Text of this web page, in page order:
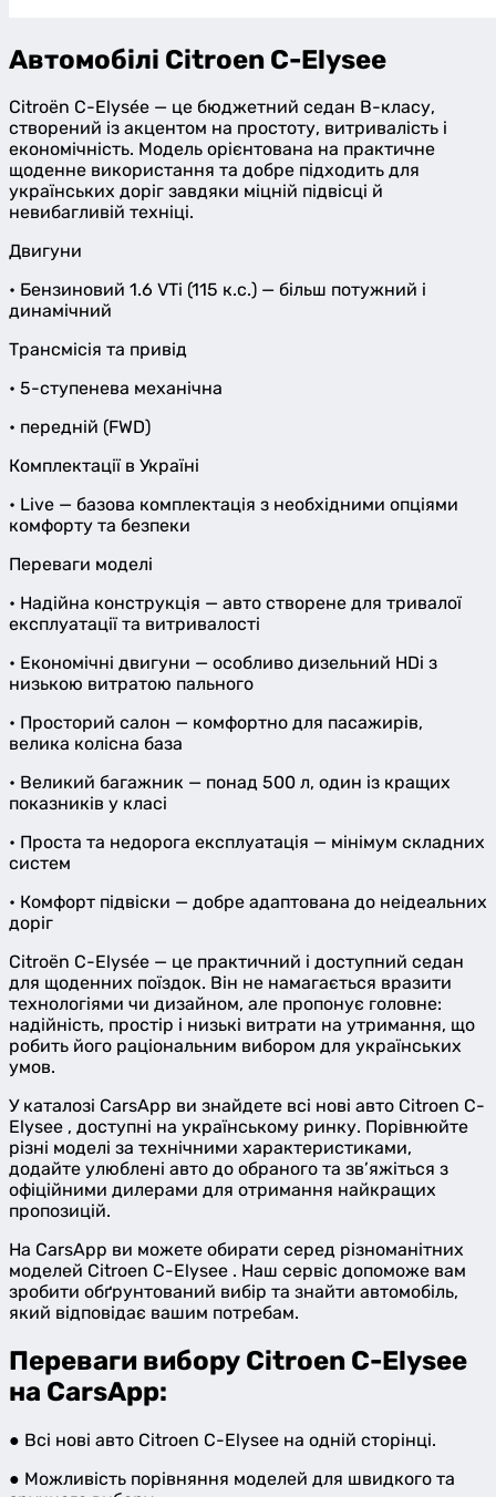
1
of
Автомобілі Citroen C-Elysee
Citroën C-Elysée — це бюджетний седан B-класу,
створений із акцентом на простоту, витривалість і
економічність. Модель орієнтована на практичне
щоденне використання та добре підходить для
українських доріг завдяки міцній підвісці й
невибагливій техніці.
Двигуни
• Бензиновий 1.6 VTi (115 к.с.) — більш потужний і
динамічний
Трансмісія та привід
• 5-ступенева механічна
• передній (FWD)
Комплектації в Україні
• Live — базова комплектація з необхідними опціями
комфорту та безпеки
Переваги моделі
• Надійна конструкція — авто створене для тривалої
експлуатації та витривалості
• Економічні двигуни — особливо дизельний HDi з
низькою витратою пального
• Просторий салон — комфортно для пасажирів,
велика колісна база
• Великий багажник — понад 500 л, один із кращих
показників у класі
• Проста та недорога експлуатація — мінімум складних
систем
• Комфорт підвіски — добре адаптована до неідеальних
доріг
Citroën C-Elysée — це практичний і доступний седан
для щоденних поїздок. Він не намагається вразити
технологіями чи дизайном, але пропонує головне:
надійність, простір і низькі витрати на утримання, що
робить його раціональним вибором для українських
умов.
У каталозі CarsApp ви знайдете всі нові авто Citroen C-
Elysee , доступні на українському ринку. Порівнюйте
різні моделі за технічними характеристиками,
додайте улюблені авто до обраного та зв’яжіться з
офіційними дилерами для отримання найкращих
пропозицій.
На CarsApp ви можете обирати серед різноманітних
моделей Citroen C-Elysee . Наш сервіс допоможе вам
зробити обґрунтований вибір та знайти автомобіль,
який відповідає вашим потребам.
Переваги вибору Citroen C-Elysee
на CarsApp:
● Всі нові авто Citroen C-Elysee на одній сторінці.
● Можливість порівняння моделей для швидкого та